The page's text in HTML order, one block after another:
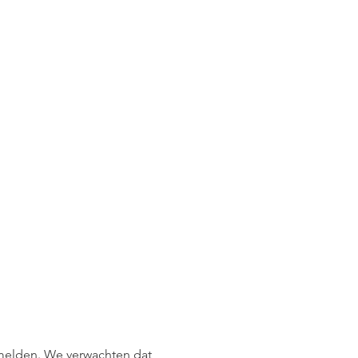
We verwachten dat